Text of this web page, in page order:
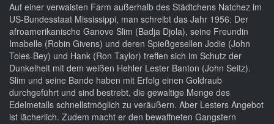
Auf einer verwaisten Farm außerhalb des Städtchens Natchez im
US-Bundesstaat Mississippi, man schreibt das Jahr 1956: Der
afroamerikanische Ganove Slim (Badja Djola), seine Freundin
Imabelle (Robin Givens) und deren Spießgesellen Jodie (John
Toles-Bey) und Hank (Ron Taylor) treffen sich im Schutz der
Dunkelheit mit dem weißen Hehler Lester Banton (John Seitz).
Slim und seine Bande haben mit Erfolg einen Goldraub
durchgeführt und sind bestrebt, die gewaltige Menge des
Edelmetalls schnellstmöglich zu veräußern. Aber Lesters Angebot
ist lächerlich. Zudem macht er den bewaffneten Gangstern